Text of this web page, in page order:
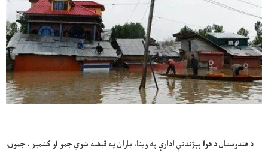
د هندوستان د هوا پېژندنې ادارې په وینا، باران په قبضه شوي جمو او کشمیر ، جموں،